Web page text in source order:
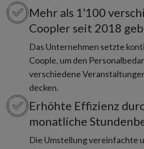
Mehr als 1’100
Coopler seit 2018
Das Unternehmen setzte
Coople, um den
verschiedene
decken.
Erhöhte Effizienz
monatliche
Die Umstellung vereinfachte